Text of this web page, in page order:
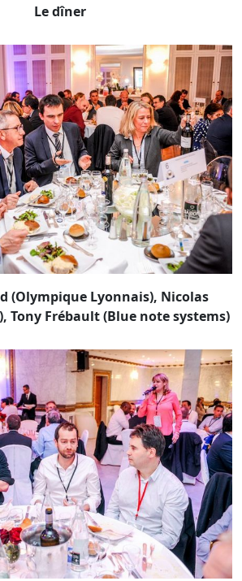
Le dîner
(Olympique Lyonnais), Nicolas
Tony Frébault (Blue note systems)